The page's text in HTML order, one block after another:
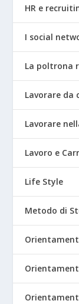
HR e
I social
La poltrona
Lavorare da
Lavorare
Lavoro e
Life Style
Metodo di